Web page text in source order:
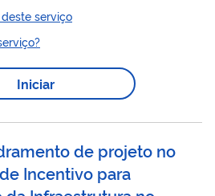
Técnico e Científico na Área da
serviço
Iniciar
de projeto no
Incentivo para